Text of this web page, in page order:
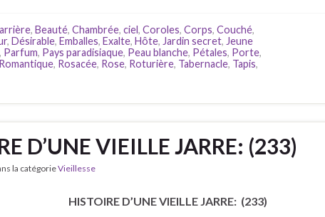
, Beauté, Chambrée, ciel, Coroles, Corps, Couché,
, Désirable, Emballes, Exalte, Hôte, Jardin secret, Jeune
, Parfum, Pays paradisiaque, Peau blanche, Pétales, Porte,
Romantique, Rosacée, Rose, Roturière, Tabernacle, Tapis,
D’UNE VIEILLE JARRE: (233)
la catégorieVieillesse
HISTOIRE D’UNE VIEILLE JARRE: (233)